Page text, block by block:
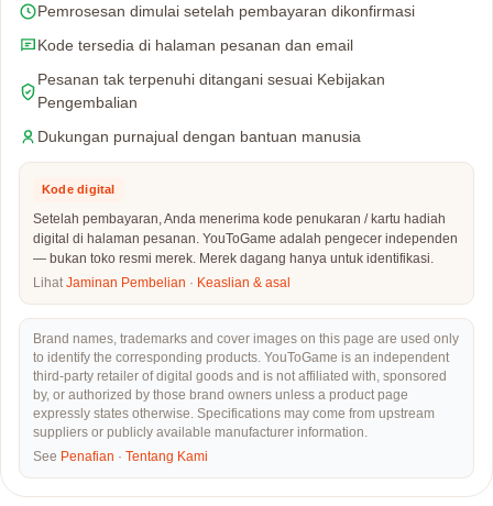
Pemrosesan dimulai setelah pembayaran dikonfirmasi
Kode tersedia di halaman pesanan dan email
Pesanan tak terpenuhi ditangani sesuai Kebijakan
Pengembalian
Dukungan purnajual dengan bantuan manusia
Kode digital
Setelah pembayaran, Anda menerima kode penukaran / kartu hadiah
digital di halaman pesanan. YouToGame adalah pengecer independen
— bukan toko resmi merek. Merek dagang hanya untuk identifikasi.
Lihat Jaminan Pembelian · Keaslian & asal
Brand names, trademarks and cover images on this page are used only
to identify the corresponding products. YouToGame is an independent
third-party retailer of digital goods and is not affiliated with, sponsored
by, or authorized by those brand owners unless a product page
expressly states otherwise. Specifications may come from upstream
suppliers or publicly available manufacturer information.
See Penafian · Tentang Kami